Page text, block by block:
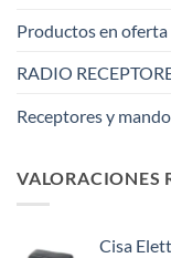
Productos en oferta
RADIO
Receptores y
VALORACIONES
Cisa